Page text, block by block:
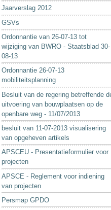
Jaarverslag 2012
GSVs
Ordonnantie van 26-07-13 tot
wijziging van BWRO - Staatsblad 30-
08-13
Ordonnantie 26-07-13
mobiliteitsplanning
Besluit van de regering betreffende
uitvoering van bouwplaatsen op de
openbare weg - 11/07/2013
besluit van 11-07-2013 visualisering
van opgeheven artikels
APSCEU - Presentatieformulier voor
projecten
APSCE - Reglement voor indiening
van projecten
Persmap GPDO